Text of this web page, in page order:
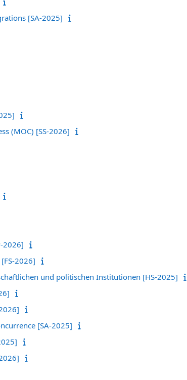
[SA-2025]
(MOC) [SS-2026]
2026]
2026]
und politischen Institutionen [HS-2025]
[SA-2025]